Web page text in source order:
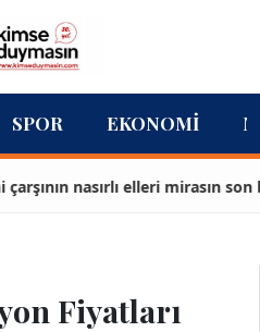
SPOR EKONOMI
nasırlı elleri mirasın son
Fiyatları